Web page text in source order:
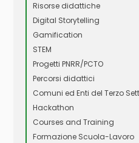
Risorse didattiche
Digital Storytelling
Gamification
STEM
Progetti PNRR/PCTO
Percorsi didattici
Comuni ed Enti del Terzo
Hackathon
Courses and Training
Formazione Scuola-Lavoro